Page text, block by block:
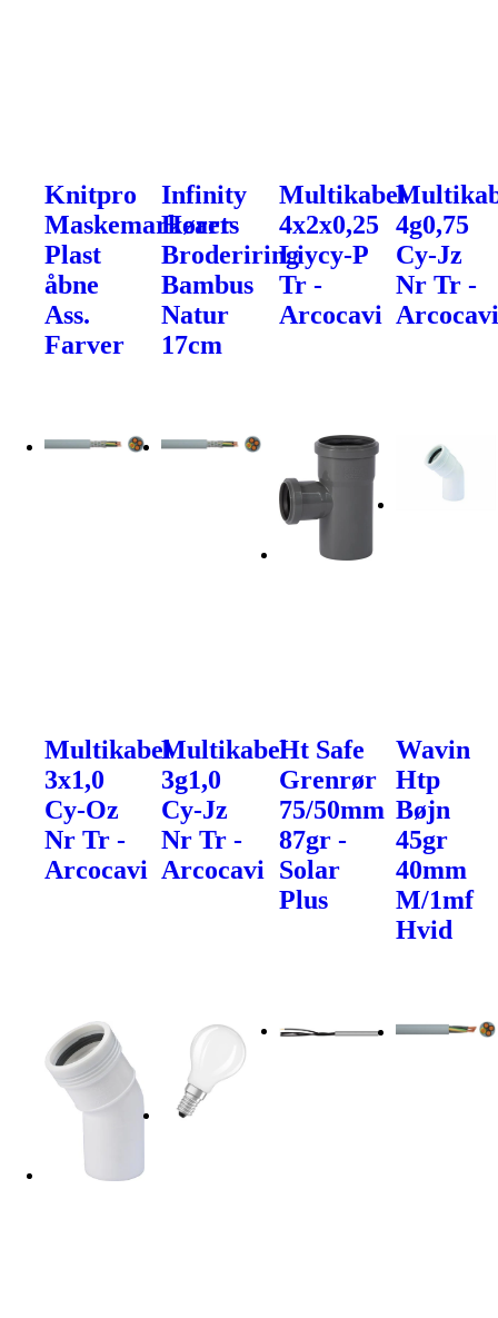
Knitpro
Maskemarkører
Plast
åbne
Ass.
Farver
Infinity
Hearts
Broderiring
Bambus
Natur
17cm
Multikabel
4x2x0,25
Liycy-P
Tr -
Arcocavi
4g0,75
Cy-Jz
Nr Tr -
Multikabel
3x1,0
Cy-Oz
Nr Tr -
Arcocavi
Multikabel
3g1,0
Cy-Jz
Nr Tr -
Arcocavi
Ht Safe
Grenrør
75/50mm
87gr -
Solar
Plus
Wavin
Htp
Bøjn
45gr
40mm
M/1mf
Hvid